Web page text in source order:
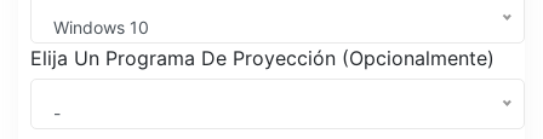
Windows 10
Elija Un Programa De Proyección (Opcionalmente)
-